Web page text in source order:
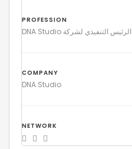
PROFESSION
الرئيس التنفيذي لشركة DNA Studio
COMPANY
DNA Studio
NETWORK